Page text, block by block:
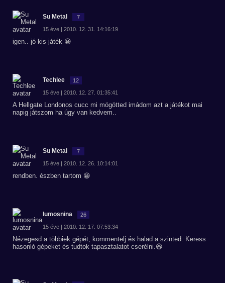
Su Metal 7
15 éve | 2010. 12. 31. 14:16:19
igen.. jó kis játék 😀
Techlee 12
15 éve | 2010. 12. 27. 01:35:41
A Hellgate Londonos cucc mi mögötted imádom azt a játékot mai
napig játszom ha úgy van kedvem..
Su Metal 7
15 éve | 2010. 12. 26. 10:14:01
rendben. észben tartom 😀
lumosnina 26
15 éve | 2010. 12. 17. 07:53:34
Nézegesd a többiek gépét, kommentelj és halad a szinted. Keress
hasonló gépeket és tudtok tapasztalatot cserélni.😆